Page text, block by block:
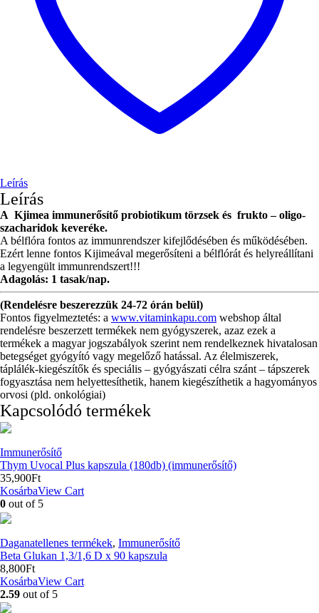
Leírás
Leírás
A Kjimea immunerősítő probiotikum törzsek és frukto – oligo-
szacharidok keveréke.
A bélflóra fontos az immunrendszer kifejlődésében és működésében.
Ezért lenne fontos Kijimeával megerősíteni a bélflórát és helyreállítani
a legyengült immunrendszert!!!
Adagolás: 1 tasak/nap.
(Rendelésre beszerezzük 24-72 órán belül)
Fontos figyelmeztetés: a www.vitaminkapu.com webshop által
rendelésre beszerzett termékek nem gyógyszerek, azaz ezek a
termékek a magyar jogszabályok szerint nem rendelkeznek hivatalosan
betegséget gyógyító vagy megelőző hatással. Az élelmiszerek,
táplálék-kiegészítők és speciális – gyógyászati célra szánt – tápszerek
fogyasztása nem helyettesíthetik, hanem kiegészíthetik a hagyományos
orvosi (pld. onkológiai)
Kapcsolódó termékek
Immunerősítő
Thym Uvocal Plus kapszula (180db) (immunerősítő)
35,900Ft
KosárbaView Cart
0 out of 5
Daganatellenes termékek, Immunerősítő
Beta Glukan 1,3/1,6 D x 90 kapszula
8,800Ft
KosárbaView Cart
2.59 out of 5